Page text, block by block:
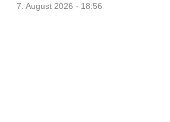
7. August 2026 - 18:56